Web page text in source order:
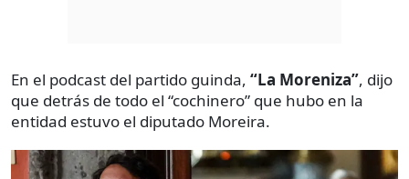
En el podcast del partido guinda, “La Moreniza”, dijo
que detrás de todo el “cochinero” que hubo en la
entidad estuvo el diputado Moreira.